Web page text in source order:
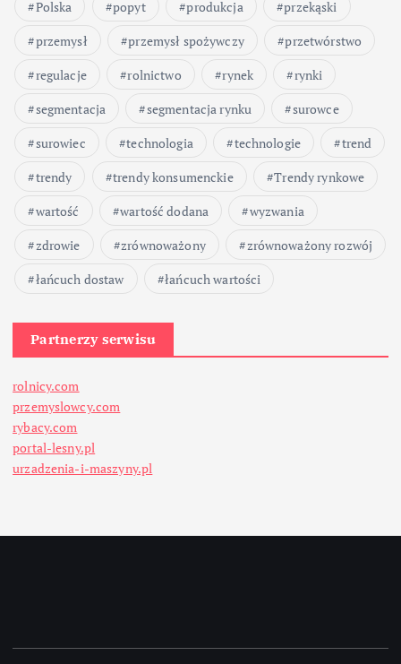
Polska
popyt produkcja
przekąski
przemysł
przemysł spożywczy
przetwórstwo
regulacje
rolnictwo rynek
rynki
segmentacja
segmentacja rynku
surowce
surowiec
technologia technologie
trend
trendy
trendy konsumenckie
Trendy rynkowe
wartość
wartość dodana
wyzwania
zdrowie
zrównoważony
zrównoważony rozwój
łańcuch dostaw
łańcuch wartości
Partnerzy serwisu
rolnicy.com
przemyslowcy.com
rybacy.com
portal-lesny.pl
urzadzenia-i-maszyny.pl